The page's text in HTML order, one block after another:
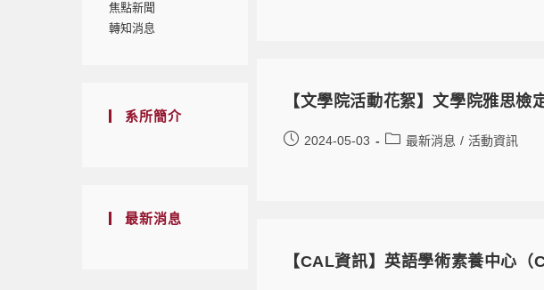
焦點新聞
轉知消息
系所簡介
最新消息
【文學院活動花絮】文學院雅思
2024-05-03 最新消息 / 活動資訊
【CAL資訊】英語學術素養中心